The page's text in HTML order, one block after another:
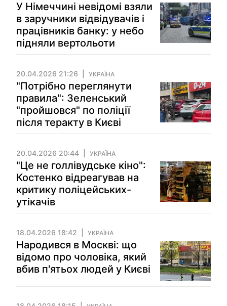
У Німеччині невідомі взяли
в заручники відвідувачів і
працівників банку: у небо
підняли вертольоти
20.04.2026 21:26 УКРАЇНА
"Потрібно переглянути
правила": Зеленський
"пройшовся" по поліції
після теракту в Києві
20.04.2026 20:44 УКРАЇНА
"Це не голлівудське кіно":
Костенко відреагував на
критику поліцейських-
утікачів
18.04.2026 18:42 УКРАЇНА
Народився в Москві: що
відомо про чоловіка, який
вбив п'ятьох людей у Києві